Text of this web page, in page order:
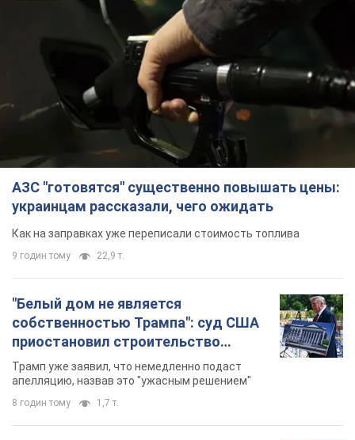
АЗС "готовятся" существенно повышать цены:
украинцам рассказали, чего ожидать
Как на заправках уже переписали стоимость топлива
9 годин тому 22,9 т.
"Белый дом не является
собственностью Трампа": суд США
приостановил строительство
бального зала стоимостью 400 млн
долларов
Трамп уже заявил, что немедленно подаст
апелляцию, назвав это "ужасным решением"
8 годин тому 1,7 т.